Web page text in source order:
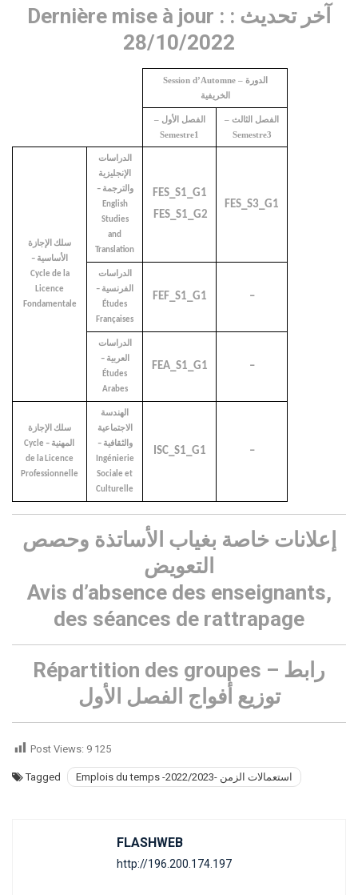
Dernière mise à jour : آخر تحديث :
28/10/2022
Session d’Automne – الدورة
الخريفية
الفصل الأول –
Semestre1
الفصل الثالث –
Semestre3
سلك الإجازة
الأساسية –
Cycle de la
Licence
Fondamentale
الدراسات
الإنجليزية
والترجمة –
English
Studies
and
Translation
FES_S1_G1
FES_S1_G2
FES_S3_G1
الدراسات
الفرنسية –
Études
Françaises
FEF_S1_G1 –
الدراسات
العربية –
Études
Arabes
FEA_S1_G1 –
سلك الإجازة
المهنية – Cycle
de la Licence
Professionnelle
الهندسة
الاجتماعية
والثقافية –
Ingénierie
Sociale et
Culturelle
ISC_S1_G1 –
إعلانات خاصة بغياب الأساتذة وحصص
التعويض
Avis d’absence des enseignants,
des séances de rattrapage
Répartition des groupes – رابط
توزيع أفواج الفصل الأول
Post Views: 9 125
Tagged Emplois du temps -2022/2023- استعمالات الزمن
FLASHWEB
http://196.200.174.197